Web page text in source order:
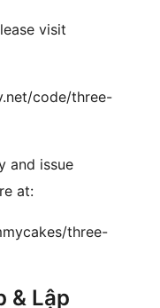
visit
code/three-
and issue
at:
three-
& Lập